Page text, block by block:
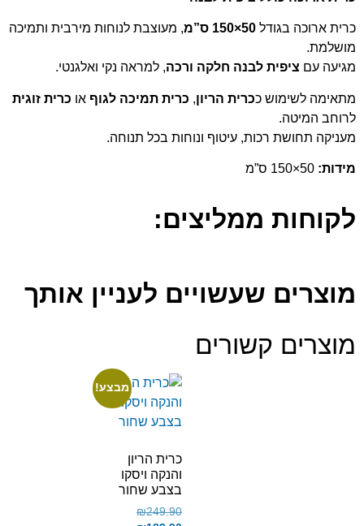
כרית ארוכה בגודל 50×150 ס”מ
, מעוצבת לנוחות מירבית ותמיכה
מושלמת.
מגיעה עם ציפית לבנה חלקה ורכה, למראה נקי ואלגנטי.
מתאימה לשימוש ככרית הריון, כרית תמיכה לגוף או כרית זוגית
לרוחב המיטה.
מעניקה תחושת רכות, עיטוף ונוחות בכל תנוחה.
מידות:
לקוחות ממליצים:
מוצרים שעשויים לעניין אותך
מוצרים קשורים
מבצע!
כרית הריון
והנקה ויסקו
בצבע שחור
₪249.90